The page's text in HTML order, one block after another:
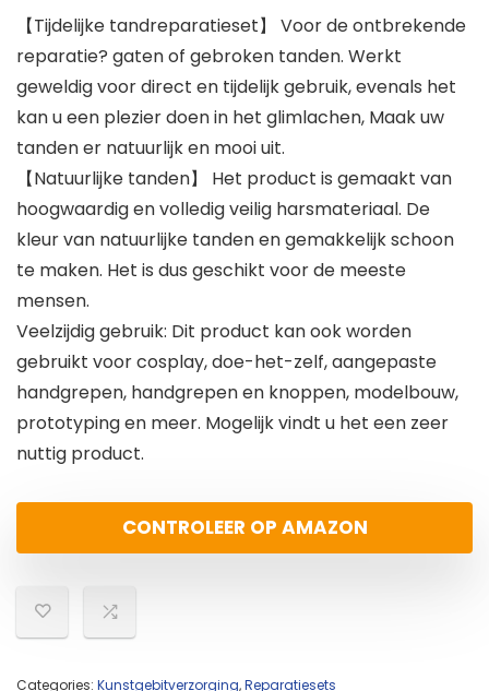
【Tijdelijke tandreparatieset】 Voor de ontbrekende
reparatie? gaten of gebroken tanden. Werkt
geweldig voor direct en tijdelijk gebruik, evenals het
kan u een plezier doen in het glimlachen, Maak uw
tanden er natuurlijk en mooi uit.
【Natuurlijke tanden】 Het product is gemaakt van
hoogwaardig en volledig veilig harsmateriaal. De
kleur van natuurlijke tanden en gemakkelijk schoon
te maken. Het is dus geschikt voor de meeste
mensen.
Veelzijdig gebruik: Dit product kan ook worden
gebruikt voor cosplay, doe-het-zelf, aangepaste
handgrepen, handgrepen en knoppen, modelbouw,
prototyping en meer. Mogelijk vindt u het een zeer
nuttig product.
CONTROLEER OP AMAZON
Categories: Kunstgebitverzorging,Reparatiesets